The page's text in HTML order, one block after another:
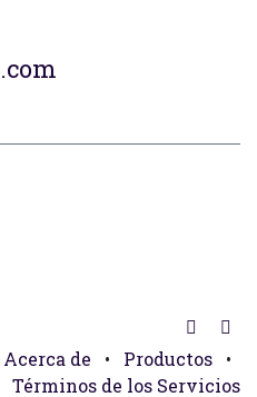
Acerca de • Productos
•
Términos de los Servicios